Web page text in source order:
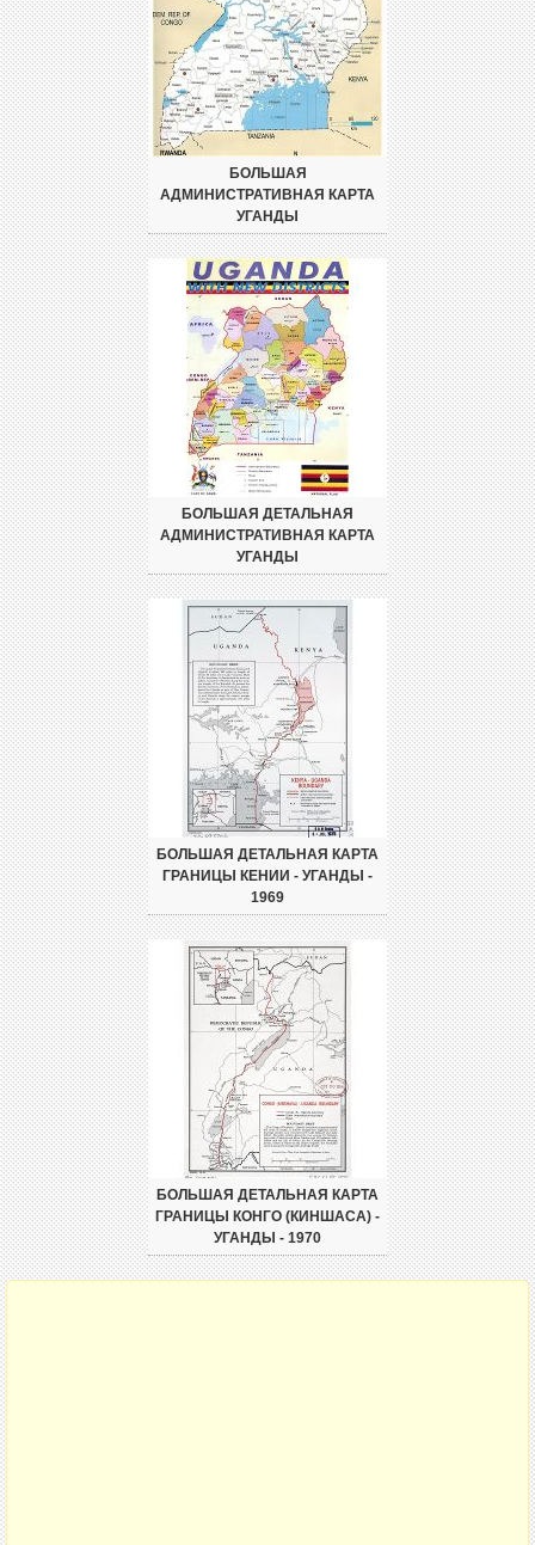
БОЛЬШАЯ
АДМИНИСТРАТИВНАЯ КАРТА
УГАНДЫ
БОЛЬШАЯ ДЕТАЛЬНАЯ
АДМИНИСТРАТИВНАЯ КАРТА
УГАНДЫ
БОЛЬШАЯ ДЕТАЛЬНАЯ КАРТА
ГРАНИЦЫ КЕНИИ - УГАНДЫ -
1969
БОЛЬШАЯ ДЕТАЛЬНАЯ КАРТА
ГРАНИЦЫ КОНГО (КИНШАСА) -
УГАНДЫ - 1970